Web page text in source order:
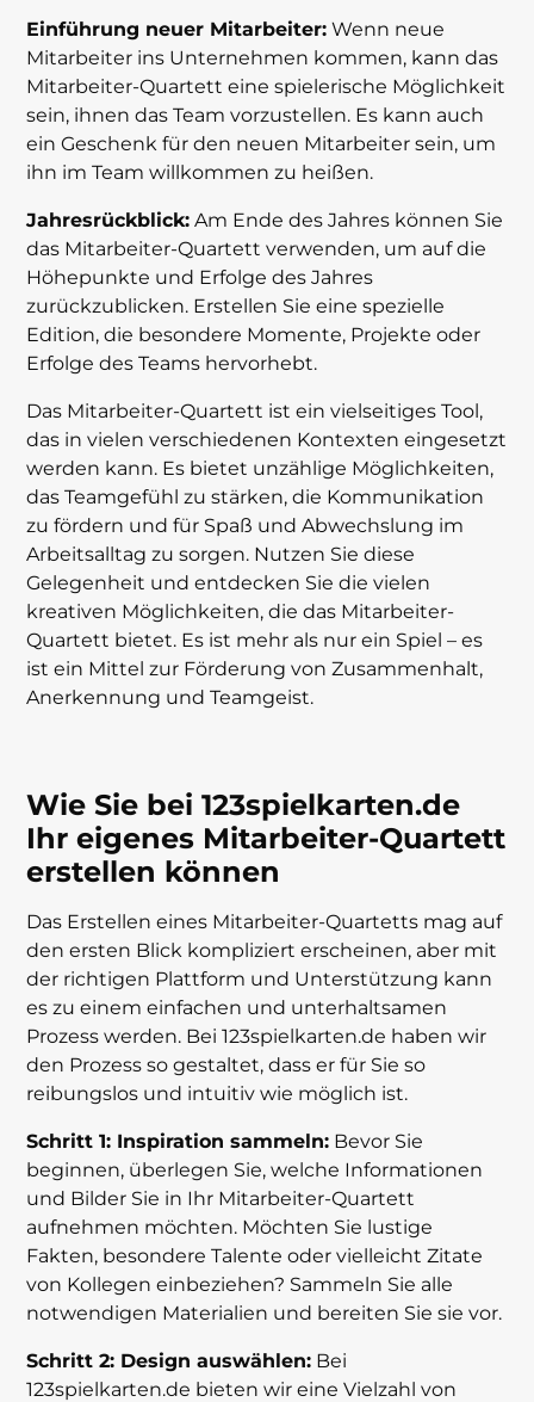
Einführung neuer Mitarbeiter: Wenn neue
Mitarbeiter ins Unternehmen kommen, kann das
Mitarbeiter-Quartett eine spielerische Möglichkeit
sein, ihnen das Team vorzustellen. Es kann auch
ein Geschenk für den neuen Mitarbeiter sein, um
ihn im Team willkommen zu heißen.
Jahresrückblick: Am Ende des Jahres können Sie
das Mitarbeiter-Quartett verwenden, um auf die
Höhepunkte und Erfolge des Jahres
zurückzublicken. Erstellen Sie eine spezielle
Edition, die besondere Momente, Projekte oder
Erfolge des Teams hervorhebt.
Das Mitarbeiter-Quartett ist ein vielseitiges Tool,
das in vielen verschiedenen Kontexten eingesetzt
werden kann. Es bietet unzählige Möglichkeiten,
das Teamgefühl zu stärken, die Kommunikation
zu fördern und für Spaß und Abwechslung im
Arbeitsalltag zu sorgen. Nutzen Sie diese
Gelegenheit und entdecken Sie die vielen
kreativen Möglichkeiten, die das Mitarbeiter-
Quartett bietet. Es ist mehr als nur ein Spiel – es
ist ein Mittel zur Förderung von Zusammenhalt,
Anerkennung und Teamgeist.
Wie Sie bei 123spielkarten.de
Ihr eigenes Mitarbeiter-Quartett
erstellen können
Das Erstellen eines Mitarbeiter-Quartetts mag auf
den ersten Blick kompliziert erscheinen, aber mit
der richtigen Plattform und Unterstützung kann
es zu einem einfachen und unterhaltsamen
Prozess werden. Bei 123spielkarten.de haben wir
den Prozess so gestaltet, dass er für Sie so
reibungslos und intuitiv wie möglich ist.
Schritt 1: Inspiration sammeln: Bevor Sie
beginnen, überlegen Sie, welche Informationen
und Bilder Sie in Ihr Mitarbeiter-Quartett
aufnehmen möchten. Möchten Sie lustige
Fakten, besondere Talente oder vielleicht Zitate
von Kollegen einbeziehen? Sammeln Sie alle
notwendigen Materialien und bereiten Sie sie vor.
Schritt 2: Design auswählen: Bei
123spielkarten.de bieten wir eine Vielzahl von